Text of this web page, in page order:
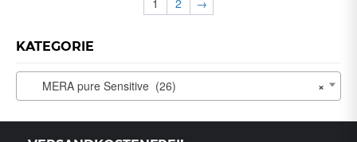
KATEGORIE
×
MERA pure Sensitive (26)